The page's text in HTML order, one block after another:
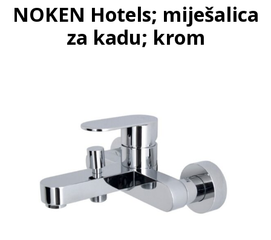
NOKEN Hotels; miješalica
za kadu; krom